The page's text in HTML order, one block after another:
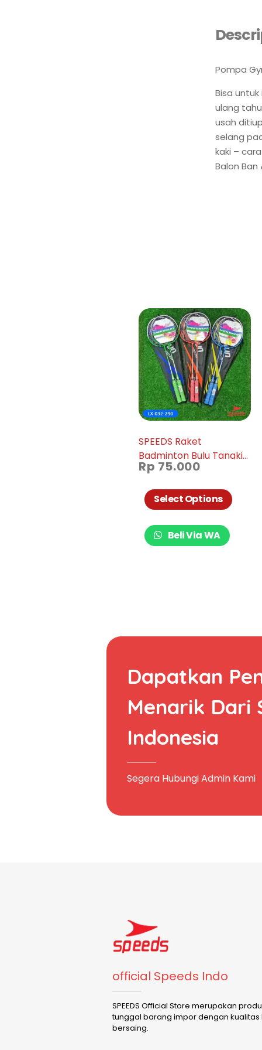
Pompa
Bisa
ulang
usah
selang
kaki –
Balon
SPEEDS Raket
Badminton Bulu Tangkis
Paket Lengkap 1 Set
Berkualitas Original LX
032-290
Rp 75.000
Select Options
Beli Via WA
Dapatkan
Menarik Dari
Indonesia
Segera Hubungi Admin Kami
official Speeds Indo
SPEEDS Official Store merupakan
tunggal barang impor dengan
bersaing.